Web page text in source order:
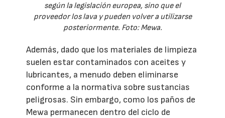
según la legislación europea, sino que el
proveedor los lava y pueden volver a utilizarse
posteriormente. Foto: Mewa.
Además, dado que los materiales de limpieza
suelen estar contaminados con aceites y
lubricantes, a menudo deben eliminarse
conforme a la normativa sobre sustancias
peligrosas. Sin embargo, como los paños de
Mewa permanecen dentro del ciclo de